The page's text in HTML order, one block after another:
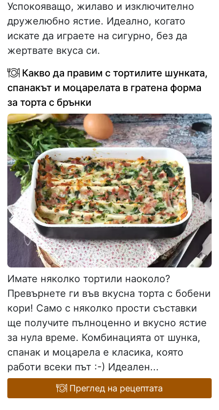
Успокояващо, жилаво и изключително
дружелюбно ястие. Идеално, когато
искате да играете на сигурно, без да
жертвате вкуса си.
Какво да правим с тортилите шунката,
спанакът и моцарелата в гратена форма
за торта с брънки
Имате няколко тортили наоколо?
Превърнете ги във вкусна торта с бобени
кори! Само с няколко прости съставки
ще получите пълноценно и вкусно ястие
за нула време. Комбинацията от шунка,
спанак и моцарела е класика, която
работи всеки път :-) Идеален...
Преглед на рецептата